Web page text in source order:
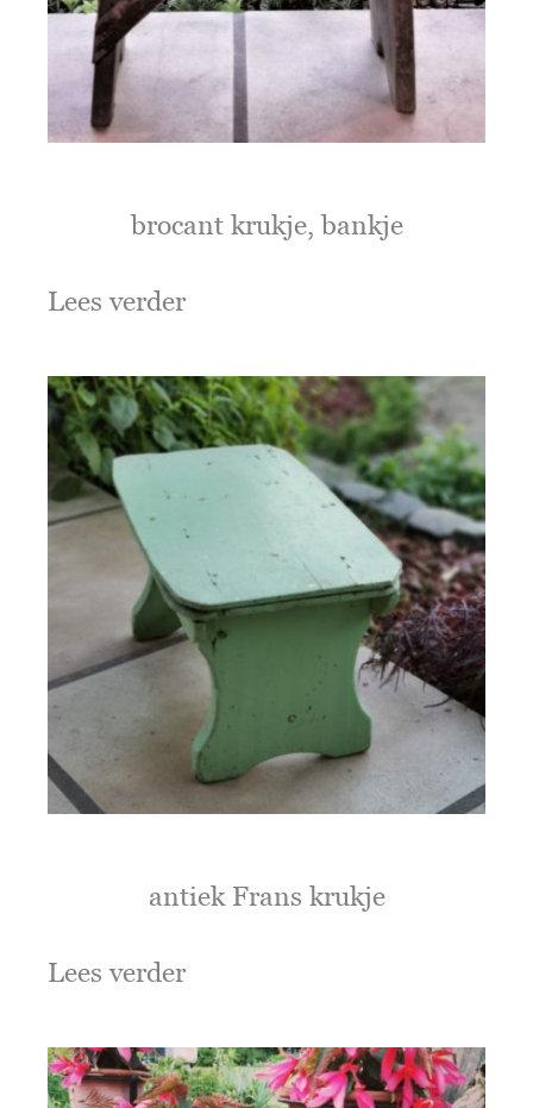
brocant krukje, bankje
Lees verder
antiek Frans krukje
Lees verder